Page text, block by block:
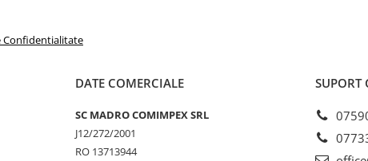
Confidentialitate
DATE COMERCIALE
SC MADRO COMIMPEX SRL
J12/272/2001
RO 13713944
SUPORT